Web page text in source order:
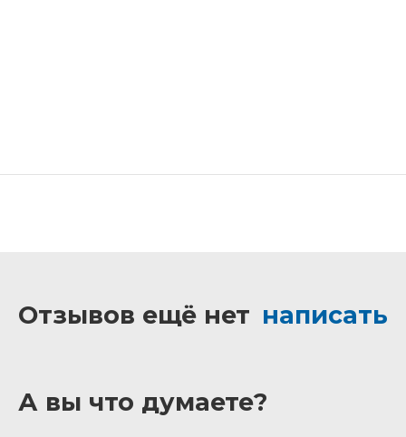
Отзывов ещё нет написать
А вы что думаете?